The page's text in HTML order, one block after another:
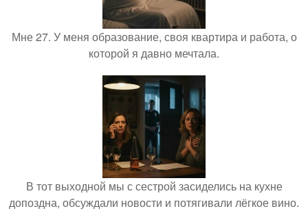
Мне 27. У меня образование, своя квартира и работа, о
которой я давно мечтала.
В тот выходной мы с сестрой засиделись на кухне
допоздна, обсуждали новости и потягивали лёгкое вино.